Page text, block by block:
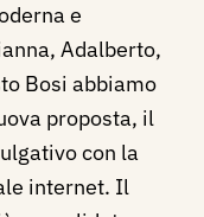
e
Adalberto,
Bosi abbiamo
proposta, il
con la
internet. Il